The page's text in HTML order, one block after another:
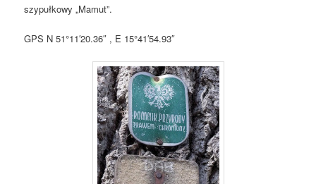
szypułkowy „Mamut”.
GPS N 51°11′20.36″ , E 15°41′54.93″